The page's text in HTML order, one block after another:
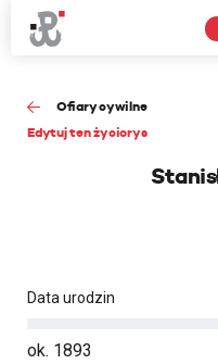
Ofiary cywilne
Edytuj ten życiorys
Data urodzin
ok. 1893